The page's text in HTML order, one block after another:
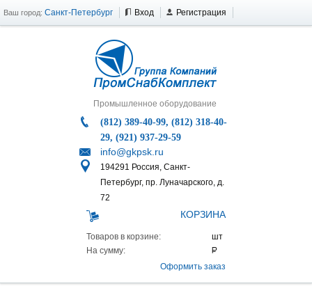
Ваш город: Санкт-Петербург Вход Регистрация
Промышленное оборудование
(812) 389-40-99, (812) 318-40-
29, (921) 937-29-59
info@gkpsk.ru
194291 Россия, Санкт-
Петербург, пр. Луначарского, д.
72
КОРЗИНА
Товаров в корзине:
На сумму:
Оформить заказ